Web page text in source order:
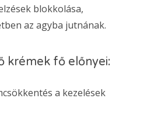
blokkolása,
az agyba jutnának.
krémek fő előnyei:
a kezelések